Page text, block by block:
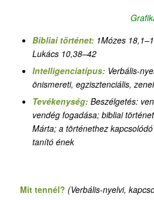
Bibliai történet:1Mózes
Lukács 10,38–42
Intelligenciatípus: Verbális-
önismereti, egzisztenciális,
Tevékenység: Beszélgetés:
vendég fogadása;bibliai
Márta; a történethez
tanító ének
Mit tennél? (Verbális-nyelvi,